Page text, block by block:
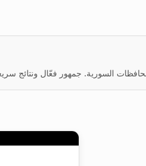
السورية. جمهور فعّال ونتائج